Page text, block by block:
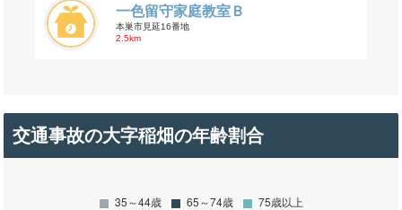
一色留守家庭教室Ｂ
本巣市見延16番地
2.5km
交通事故の大字稲畑の年齢割合